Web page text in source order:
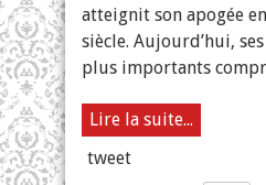
atteignit son apogée
siècle. Aujourd’hui,
plus importants
Lire la suite...
tweet